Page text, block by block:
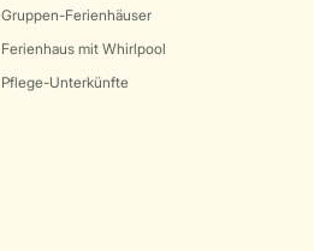
Gruppen-Ferienhäuser
Ferienhaus mit Whirlpool
Pflege-Unterkünfte